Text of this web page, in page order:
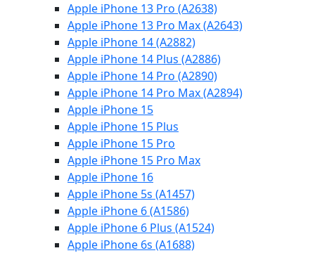
Apple iPhone 13 Pro (A2638)
Apple iPhone 13 Pro Max (A2643)
Apple iPhone 14 (A2882)
Apple iPhone 14 Plus (A2886)
Apple iPhone 14 Pro (A2890)
Apple iPhone 14 Pro Max (A2894)
Apple iPhone 15
Apple iPhone 15 Plus
Apple iPhone 15 Pro
Apple iPhone 15 Pro Max
Apple iPhone 16
Apple iPhone 5s (A1457)
Apple iPhone 6 (A1586)
Apple iPhone 6 Plus (A1524)
Apple iPhone 6s (A1688)